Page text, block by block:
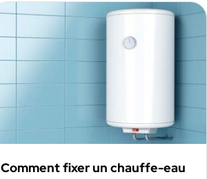
Comment fixer un chauffe-eau